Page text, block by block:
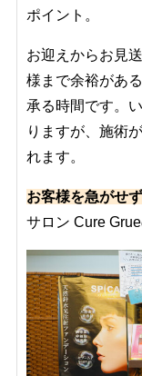
ポイント。
お迎えからお見
様まで余裕があ
承る時間です。
りますが、施術
れます。
お客様を急がせ
サロン Cure